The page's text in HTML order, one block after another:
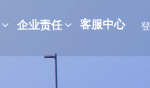
企业责任 客服中心